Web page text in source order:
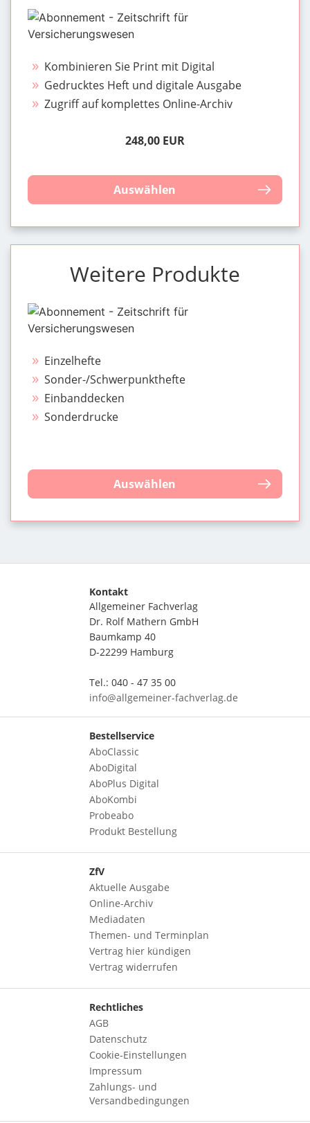
Kombinieren Sie Print mit Digital
Gedrucktes Heft und digitale Ausgabe
Zugriff auf komplettes Online-Archiv
248,00 EUR
Auswählen
Weitere Produkte
Einzelhefte
Sonder-/Schwerpunkthefte
Einbanddecken
Sonderdrucke
Auswählen
Kontakt
Allgemeiner Fachverlag
Dr. Rolf Mathern GmbH
Baumkamp 40
D-22299 Hamburg
Tel.: 040 - 47 35 00
info@allgemeiner-fachverlag.de
Bestellservice
AboClassic
AboDigital
AboPlus Digital
AboKombi
Probeabo
Produkt Bestellung
ZfV
Aktuelle Ausgabe
Online-Archiv
Mediadaten
Themen- und Terminplan
Vertrag hier kündigen
Vertrag widerrufen
Rechtliches
AGB
Datenschutz
Cookie-Einstellungen
Impressum
Zahlungs- und
Versandbedingungen